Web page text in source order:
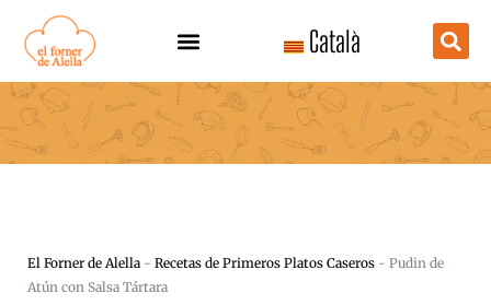
contenido
Català
El Forner de Alella - Recetas de Primeros Platos Caseros - Pudin de
Atún con Salsa Tártara